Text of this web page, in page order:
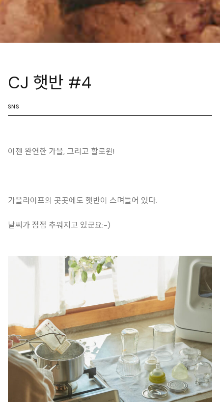
CJ 햇반 #4
SNS
이젠 완연한 가을, 그리고 할로윈!
가을라이프의 곳곳에도 햇반이 스며들어 있다.
날씨가 점점 추워지고 있군요:-)